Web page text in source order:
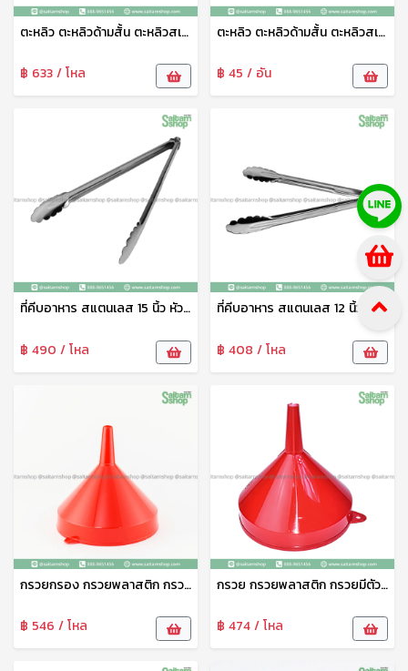
ตะหลิว ตะหลิวด้ามสั้น ตะหลิวสเเตนเลส ตะหลิวผัดอาหาร 4.5 นิ้ว ด้ามไม้ 905A ตราปลาคู่
฿ 633 / โหล
ตะหลิว ตะหลิวด้ามสั้น ตะหลิวสเเตนเลส ตะหลิวผัดอาหาร 4 นิ้ว ด้ามไม้ 900A ตราปลาคู่
฿ 45 / อัน
ที่คีบอาหาร สแตนเลส 15 นิ้ว หัวใบไม้ ตราปลาคู่ ที่หนีบสลัด ที่คีบผัก ที่คีบขนมปัง คีมหนีบขนม ที่คีบเค้ก คีมหนีบของทอด No.333
฿ 490 / โหล
ที่คีบอาหาร สแตนเลส 12 นิ้ว หัวใบไม้ ตราปลาคู่ ที่หนีบสลัด ที่คีบผัก ที่คีบขนมปัง คีมหนีบขนม ที่คีบเค้ก คีมหนีบของทอด No.332
฿ 408 / โหล
กรวยกรอง กรวยพลาสติก กรวย กรวยกรอกอาหาร อเนกประสงค์ 26 ซม. มีกรอง 1026 ปลาคู่
฿ 546 / โหล
กรวย กรวยพลาสติก กรวยมีตัวกรอง 20 ซม ตราปลาคู่ กรวยน้ำมัน กรองของเหลว สำหรับภาชนะปากแคบ กรวยมีที่จับ อุปกรณ์กรองน้ำ กรวยพลาสติกเกรดเอ คุณภาพดี แข็งแรง ทนทาน No.1020
฿ 474 / โหล